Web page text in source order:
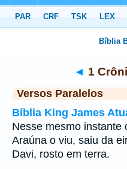
◄ 1
Versos Paralelos
Bíblia King James
Nesse mesmo instante
Araúna o viu, saiu da
Davi, rosto em terra.